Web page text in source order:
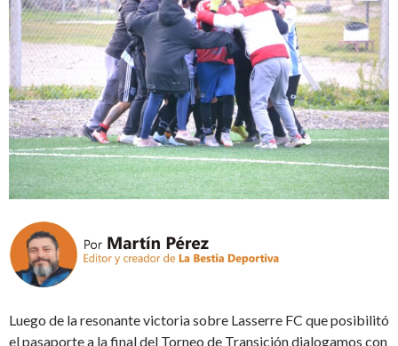
Luego de la resonante victoria sobre Lasserre FC que posibilitó
el pasaporte a la final del Torneo de Transición dialogamos con